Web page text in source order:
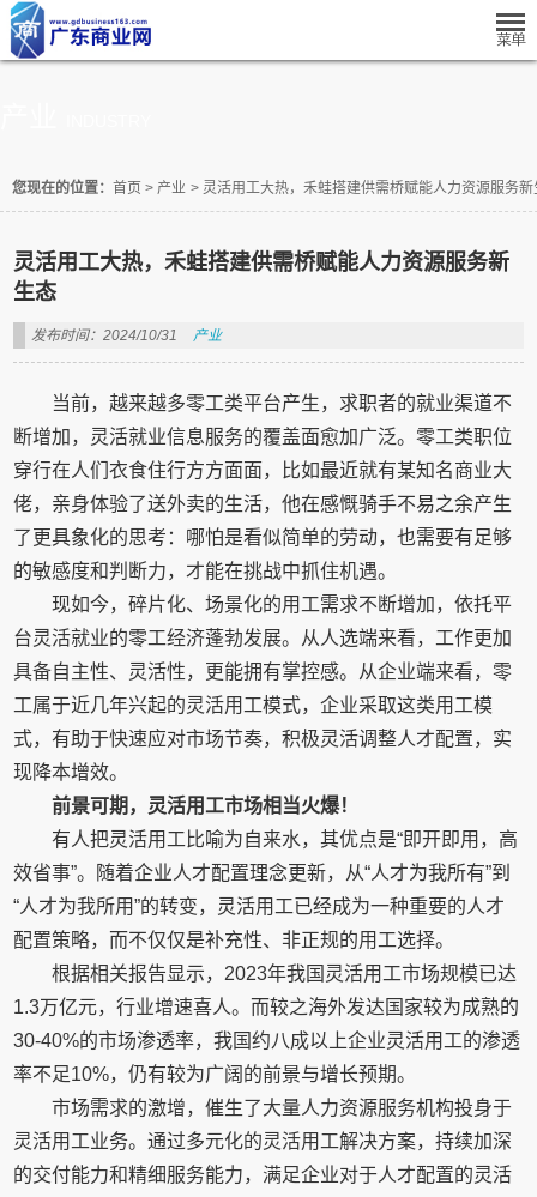
您现在的位置： 首页 > 产业 > 灵活用工大热，禾蛙搭建供需桥赋能人力资源服务新
灵活用工大热，禾蛙搭建供需桥赋能人力资源服务新
生态
发布时间：2024/10/31 产业
当前，越来越多零工类平台产生，求职者的就业渠道不
断增加，灵活就业信息服务的覆盖面愈加广泛。零工类职位
穿行在人们衣食住行方方面面，比如最近就有某知名商业大
佬，亲身体验了送外卖的生活，他在感慨骑手不易之余产生
了更具象化的思考：哪怕是看似简单的劳动，也需要有足够
的敏感度和判断力，才能在挑战中抓住机遇。
现如今，碎片化、场景化的用工需求不断增加，依托平
台灵活就业的零工经济蓬勃发展。从人选端来看，工作更加
具备自主性、灵活性，更能拥有掌控感。从企业端来看，零
工属于近几年兴起的灵活用工模式，企业采取这类用工模
式，有助于快速应对市场节奏，积极灵活调整人才配置，实
现降本增效。
前景可期，灵活用工市场相当火爆！
有人把灵活用工比喻为自来水，其优点是“即开即用，高
效省事”。随着企业人才配置理念更新，从“人才为我所有”到
“人才为我所用”的转变，灵活用工已经成为一种重要的人才
配置策略，而不仅仅是补充性、非正规的用工选择。
根据相关报告显示，2023年我国灵活用工市场规模已达
1.3万亿元，行业增速喜人。而较之海外发达国家较为成熟的
30-40%的市场渗透率，我国约八成以上企业灵活用工的渗透
率不足10%，仍有较为广阔的前景与增长预期。
市场需求的激增，催生了大量人力资源服务机构投身于
灵活用工业务。通过多元化的灵活用工解决方案，持续加深
的交付能力和精细服务能力，满足企业对于人才配置的灵活